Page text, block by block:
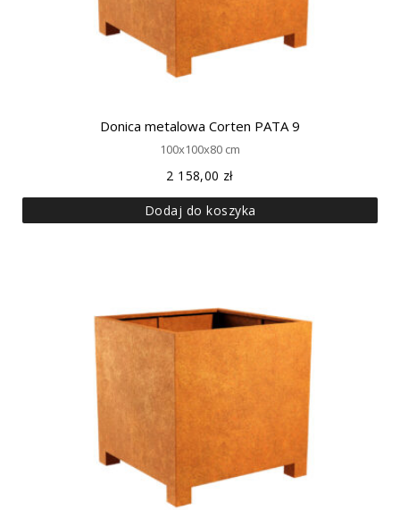
Donica metalowa Corten PATA 9
100x100x80 cm
2 158,00 zł
Dodaj do koszyka